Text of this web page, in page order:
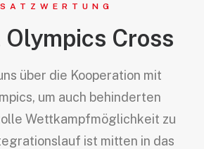
Cross
über die Kooperation mit
um auch behinderten
Wettkampfmöglichkeit zu
ist mitten in das